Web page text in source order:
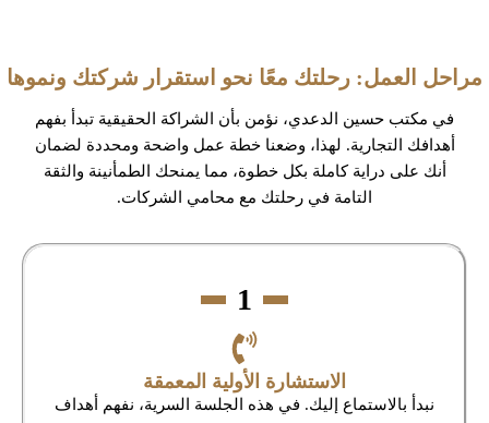
مراحل العمل: رحلتك معًا نحو استقرار شركتك ونموها
في مكتب حسين الدعدي، نؤمن بأن الشراكة الحقيقية تبدأ بفهم
أهدافك التجارية. لهذا، وضعنا خطة عمل واضحة ومحددة لضمان
أنك على دراية كاملة بكل خطوة، مما يمنحك الطمأنينة والثقة
التامة في رحلتك مع محامي الشركات.
1
الاستشارة الأولية المعمقة
نبدأ بالاستماع إليك. في هذه الجلسة السرية، نفهم أهداف